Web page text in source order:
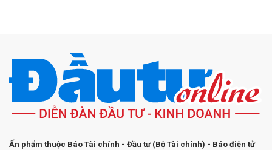
Ấn phẩm thuộc Báo Tài chính - Đầu tư (Bộ Tài chính) - Báo điện tử